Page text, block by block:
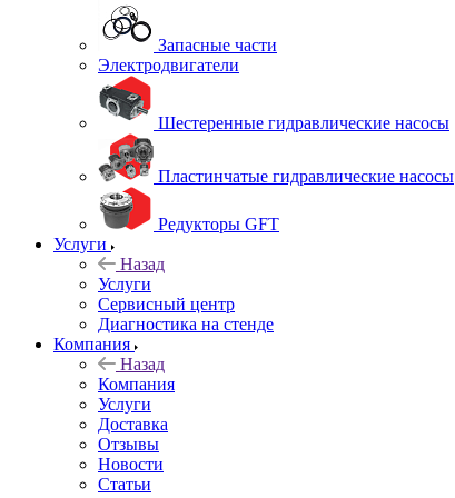
Запасные части
Электродвигатели
Шестеренные гидравлические насосы
Пластинчатые гидравлические насосы
Редукторы GFT
Услуги
Назад
Услуги
Сервисный центр
Диагностика на стенде
Компания
Назад
Компания
Услуги
Доставка
Отзывы
Новости
Статьи